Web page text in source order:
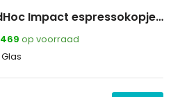
AdHoc Impact espressokopjes 70 ml, set van 2 stuks
469 op voorraad
Glas